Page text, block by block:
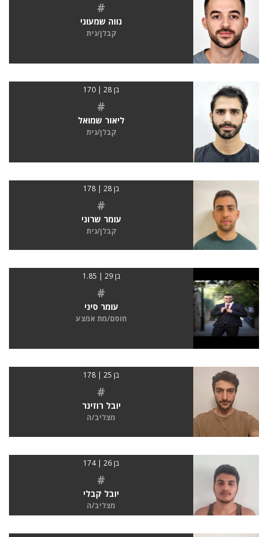
#
נווה שמעוני
קבלן/נית
בן 28 | 170
#
ליאור שמואל
קבלן/נית
בן 28 | 178
#
עומר שרוני
קבלן/נית
בן 29 | 1.85
#
עומר סיני
חוסם/מת אמצע
בן 25 | 178
#
יובל רוזינר
מצליב/ה
בן 26 | 174
#
יובל קבלי
מצליב/ה